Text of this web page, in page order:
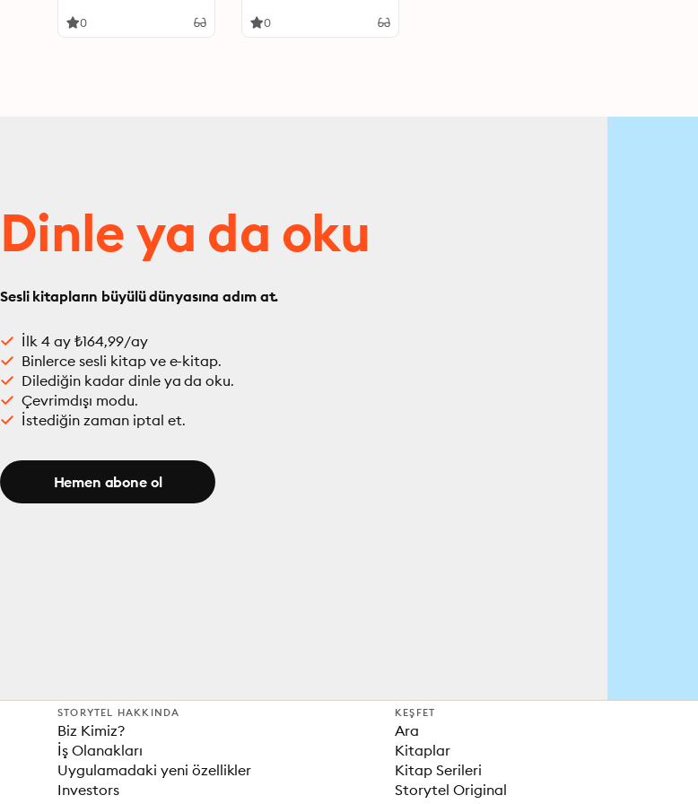
nehmen
0 0
Dinle ya da oku
Sesli kitapların büyülü dünyasına adım at.
İlk 4 ay ₺164,99/ay
Binlerce sesli kitap ve e-kitap.
Dilediğin kadar dinle ya da oku.
Çevrimdışı modu.
İstediğin zaman iptal et.
Hemen abone ol
STORYTEL HAKKINDA
Biz Kimiz?
İş Olanakları
Uygulamadaki yeni özellikler
Investors
KEŞFET
Ara
Kitaplar
Kitap Serileri
Storytel Original